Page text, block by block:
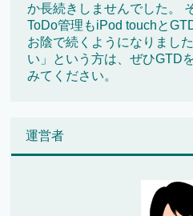
か長続きしませんでした。
ToDo管理もiPod touchと
お陰で続くようになりまし
い」という方は、ぜひGTD
みてください。
運営者